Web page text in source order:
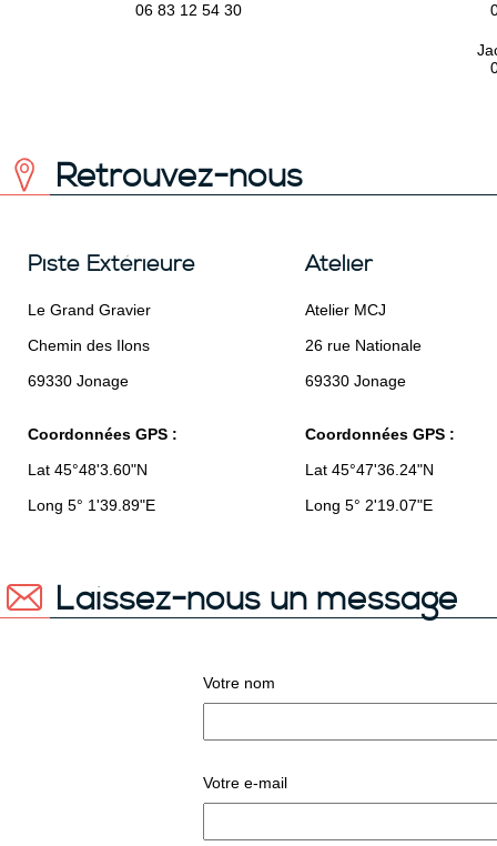
06 83 12 54 30
Retrouvez-nous
Piste Extérieure
Le Grand Gravier
Chemin des Ilons
69330 Jonage
Coordonnées GPS :
Lat 45°48'3.60"N
Long 5° 1'39.89"E
Atelier
Atelier MCJ
26 rue Nationale
69330 Jonage
Coordonnées GPS :
Lat 45°47'36.24"N
Long 5° 2'19.07"E
Laissez-nous un message
Votre nom
Votre e-mail